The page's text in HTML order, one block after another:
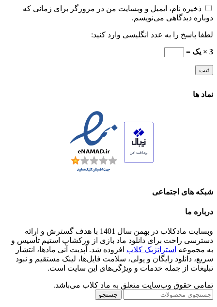
ذخیره نام، ایمیل و وبسایت من در مرورگر برای زمانی که
دوباره دیدگاهی می‌نویسم.
لطفا پاسخ را به عدد انگلیسی وارد کنید:
3 × یک =
نماد ها
شبکه های اجتماعی
درباره ما
وبسایت مادکلاب در بهمن سال 1401 با هدف گسترش و ارائه
دسترسی راحت برای دانلود ماد بازی از ورکشاپ استیم تأسیس و
به مجموعه استراتژیک کلاب افزوده شد. آپدیت آنی مادها، انتشار
سریع، دانلود رایگان و پولی، سلامت فایل‌ها، لینک مستقیم و نبود
تبلیغات از جمله خدمات و ویژگی‌های این سایت است.
تمامی حقوق وب‌سایت متعلق به ماد کلاب می‌باشد.
جستجو